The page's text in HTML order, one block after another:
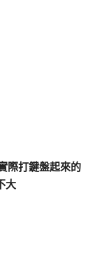
際打鍵盤起來的
大